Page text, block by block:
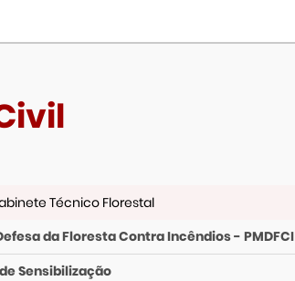
Técnico Florestal
da Floresta Contra Incêndios - PMDFCI
Sensibilização